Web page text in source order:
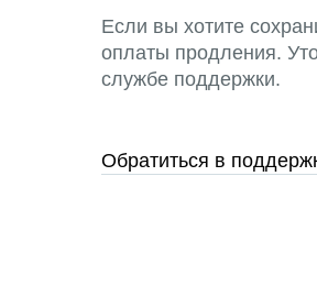
Если вы хотите
оплаты продления.
службе поддержки.
Обратиться в